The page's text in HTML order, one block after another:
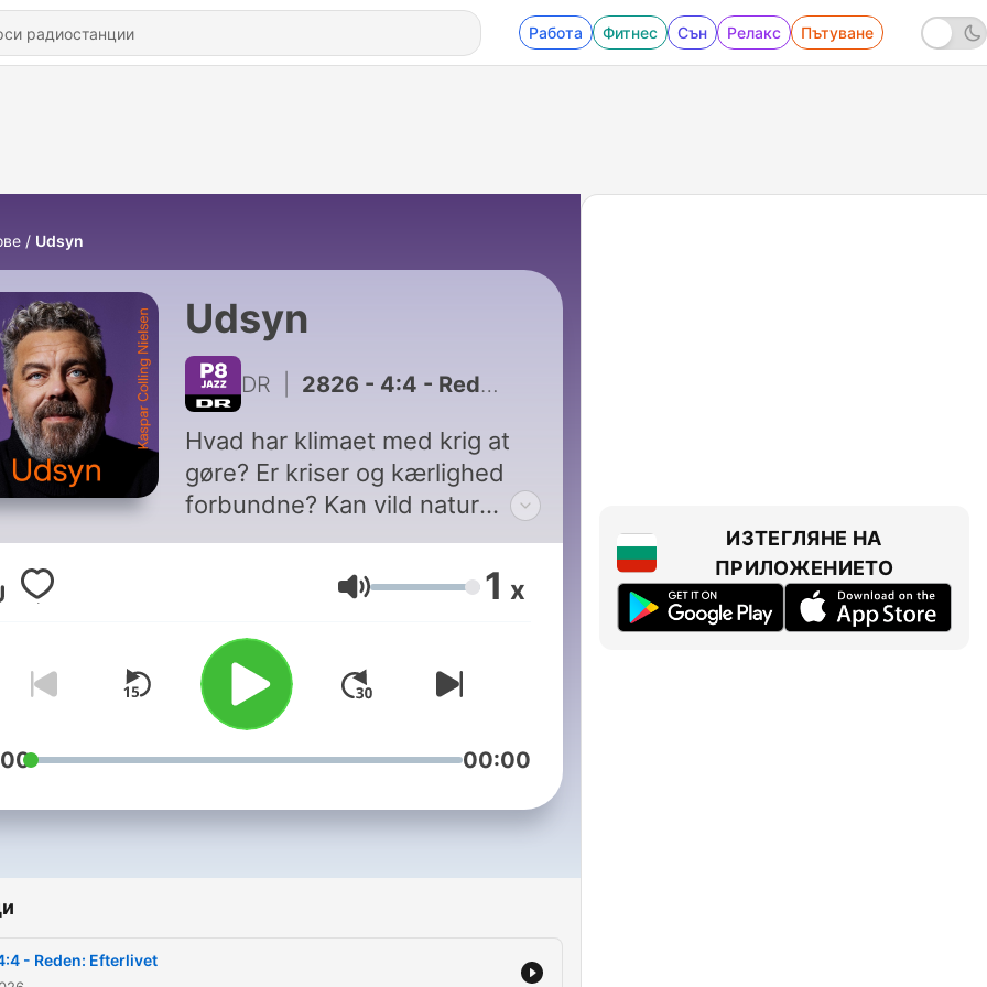
Работа Фитнес Сън Релакс Пътуване
Udsyn
Udsyn
DR 2826 - 4:4 - Reden: Efterlivet
Hvad har klimaet med krig at
gøre? Er kriser og kærlighed
forbundne? Kan vild natur
bygges? Er vi på vej mod kaos
og verdenskrig eller en mere
retfærdig og fredelig verden?
Hver weekend udfolder vært
og forfatter Kaspar Colling
Nielsen sammen med landets
førende eksperter tidens
vigtigste temaer for at forsøge
logikker, der styrer de
samfundet.
Сила на звука 1 x
00:00
- Reden: Efterlivet
ИЗТЕГЛЯНЕ НА
ПРИЛОЖЕНИЕТО